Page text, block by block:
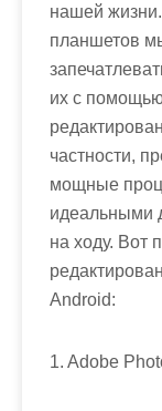
нашей
планшетов
их с
частности,
мощные
идеальными
на ходу. Вот
Android:
1. Adobe